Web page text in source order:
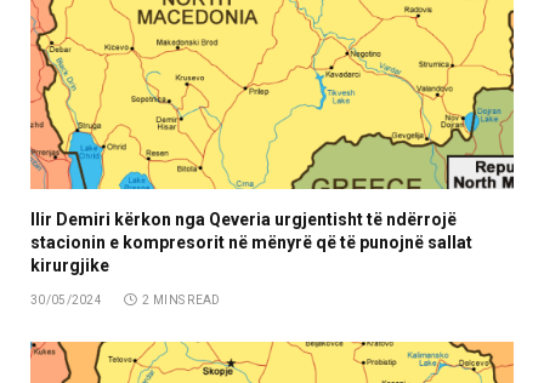
Ilir Demiri kërkon nga Qeveria urgjentisht të ndërrojë
stacionin e kompresorit në mënyrë që të punojnë sallat
kirurgjike
30/05/2024 2 MINS READ